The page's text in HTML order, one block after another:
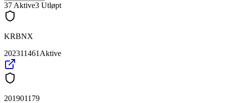
37 Aktive3 Utløpt
KRBNX
202311461 Aktive
201901179